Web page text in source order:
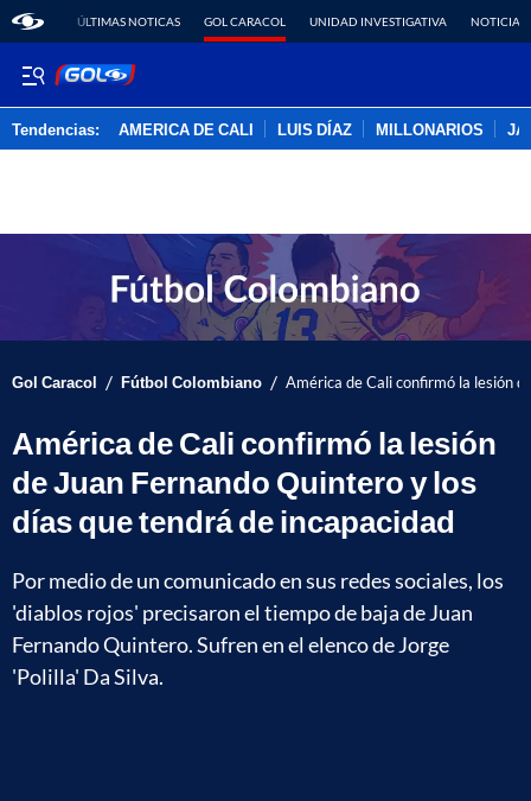
ÚLTIMAS NOTICAS GOL CARACOL UNIDAD INVESTIGATIVA NOTICIAS
Tendencias: AMERICA DE CALI LUIS DÍAZ MILLONARIOS
Gol Caracol / Fútbol Colombiano / América de Cali confirmó la lesión
América de Cali confirmó la lesión
de Juan Fernando Quintero y los
días que tendrá de incapacidad
Por medio de un comunicado en sus redes sociales, los
'diablos rojos' precisaron el tiempo de baja de Juan
Fernando Quintero. Sufren en el elenco de Jorge
'Polilla' Da Silva.